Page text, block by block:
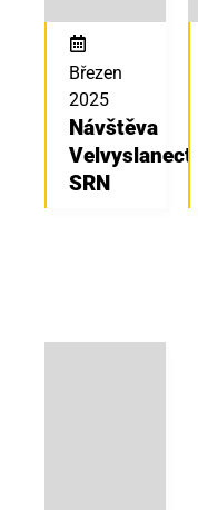
Březen
2025
Návštěva
Velvyslanectví
SRN